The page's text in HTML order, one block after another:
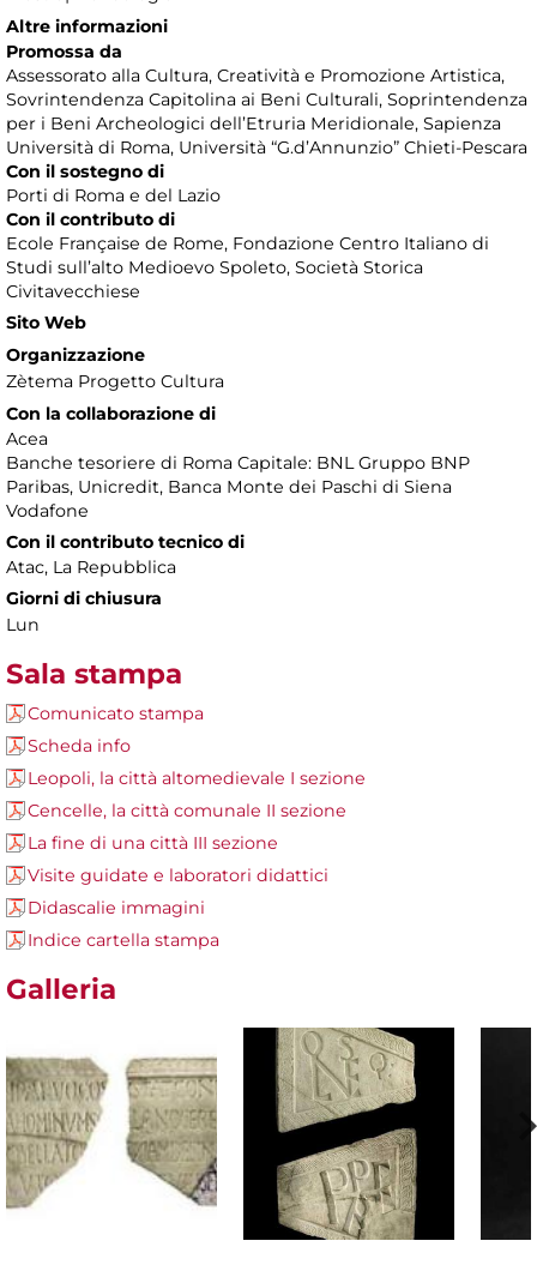
Altre informazioni
Promossa da
Assessorato alla Cultura, Creatività e Promozione Artistica,
Sovrintendenza Capitolina ai Beni Culturali, Soprintendenza
per i Beni Archeologici dell’Etruria Meridionale, Sapienza
Università di Roma, Università “G.d’Annunzio” Chieti-Pescara
Con il sostegno di
Porti di Roma e del Lazio
Con il contributo di
Ecole Française de Rome, Fondazione Centro Italiano di
Studi sull’alto Medioevo Spoleto, Società Storica
Civitavecchiese
Sito Web
Organizzazione
Zètema Progetto Cultura
Con la collaborazione di
Acea
Banche tesoriere di Roma Capitale: BNL Gruppo BNP
Paribas, Unicredit, Banca Monte dei Paschi di Siena
Vodafone
Con il contributo tecnico di
Atac, La Repubblica
Giorni di chiusura
Lun
Sala stampa
Comunicato stampa
Scheda info
Leopoli, la città altomedievale I sezione
Cencelle, la città comunale II sezione
La fine di una città III sezione
Visite guidate e laboratori didattici
Didascalie immagini
Indice cartella stampa
Galleria